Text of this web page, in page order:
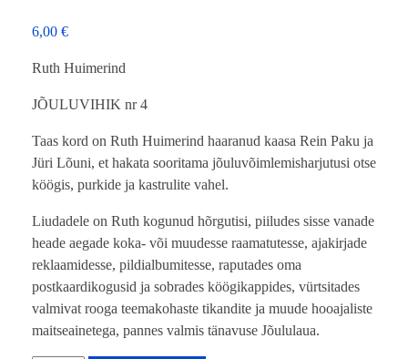
6,00 €
Ruth Huimerind
JÕULUVIHIK nr 4
Taas kord on Ruth Huimerind haaranud kaasa Rein Paku ja
Jüri Lõuni, et hakata sooritama jõuluvõimlemisharjutusi otse
köögis, purkide ja kastrulite vahel.
Liudadele on Ruth kogunud hõrgutisi, piiludes sisse vanade
heade aegade koka- või muudesse raamatutesse, ajakirjade
reklaamidesse, pildialbumitesse, raputades oma
postkaardikogusid ja sobrades köögikappides, vürtsitades
valmivat rooga teemakohaste tikandite ja muude hooajaliste
maitseainetega, pannes valmis tänavuse Jõululaua.